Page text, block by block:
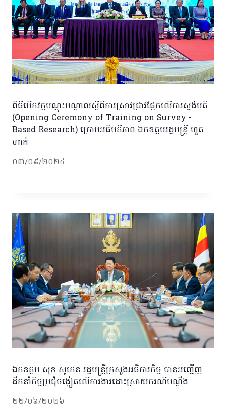
ពិធីបើកវគ្គបណ្តុះបណ្តាលស្តីពីការស្រាវជ្រាវផ្អែកលើការស្ទង់មតិ
(Opening Ceremony of Training on Survey -
Based Research) ក្រោមអធិបតីភាព ឯកឧត្តមរដ្ឋមន្ត្រី ហួត
ហាក់
០៣/០៩/២០២៤
ឯកឧត្តម សុខ សូកេន រដ្ឋមន្រ្តីក្រសួងអធិការកិច្ច បានអញ្ជើញ
ដឹកនាំកិច្ចប្រជុំចង្អៀតលើការងារដោះស្រាយករណីបណ្ដឹង
២២/០៦/២០២៦